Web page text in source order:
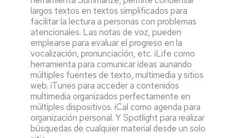
largos textos en textos simplificados para
facilitar la lectura a personas con problemas
atencionales. Las notas de voz, pueden
emplearse para evaluar el progreso en la
vocalización, pronunciación, etc. iLife como
herramienta para comunicar ideas aunando
múltiples fuentes de texto, multimedia y sitios
web. iTunes para acceder a contenidos
multimedia organizados perfectamente en
múltiples dispositivos. iCal como agenda para
organización personal. Y Spotlight para realizar
búsquedas de cualquier material desde un solo